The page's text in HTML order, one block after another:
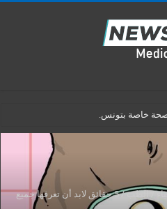
خاصة بتونس.
الأطفال للسودان
/ الطب /
5 حقائق لابد أن تعرفها جميع